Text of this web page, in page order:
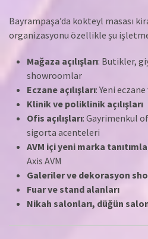
Bayrampaşa’da kokteyl masası
organizasyonu özellikle şu
Mağaza açılışları: Butikler,
showroomlar
Eczane açılışları: Yeni eczane
Klinik ve poliklinik açılışları
Ofis açılışları: Gayrimenkul
sigorta acenteleri
AVM içi yeni marka
Axis AVM
Galeriler ve dekorasyon
Fuar ve stand alanları
Nikah salonları, düğün